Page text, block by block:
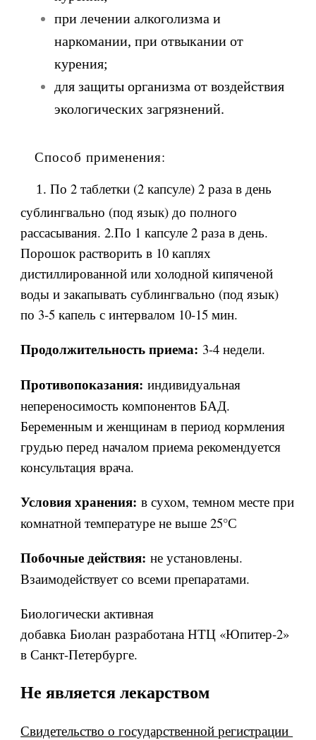
при лечении алкоголизма и
наркомании, при отвыкании от
курения;
для защиты организма от воздействия
экологических загрязнений.
Способ применения:
1. По 2 таблетки (2 капсуле) 2 раза в день
сублингвально (под язык) до полного
рассасывания.2.По 1 капсуле 2 раза в день.
Порошок растворить в 10 каплях
дистиллированной или холодной кипяченой
воды и закапывать сублингвально (под язык)
по 3-5 капель с интервалом 10-15 мин.
Продолжительность приема: 3-4 недели.
Противопоказания: индивидуальная
непереносимость компонентов БАД.
Беременным и женщинам в период кормления
грудью перед началом приема рекомендуется
консультация врача.
Условия хранения: в сухом, темном месте при
комнатной температуре не выше 25°С
Побочные действия: не установлены.
Взаимодействует со всеми препаратами.
Биологически активная
добавка Биолан разработана НТЦ «Юпитер-2»
в Санкт-Петербурге.
Не является лекарством
Свидетельство о государственной регистрации